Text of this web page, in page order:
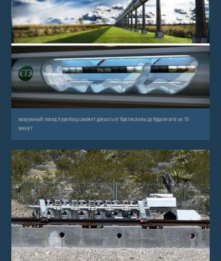
вакуумный поезд hyperloop сможет доехать от братиславы до будапешта за 10
минут